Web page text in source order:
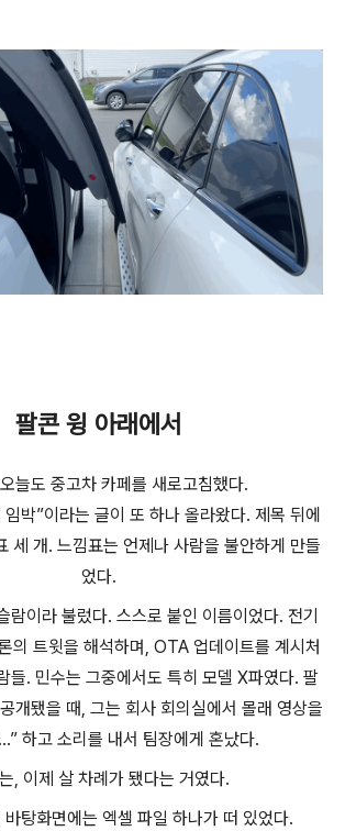
팔콘 윙 아래에서
늘도 중고차 카페를 새로고침했다.
박”이라는 글이 또 하나 올라왔다. 제목 뒤에
세 개. 느낌표는 언제나 사람을 불안하게 만들
었다.
람이라 불렀다. 스스로 붙인 이름이었다. 전기
의 트윗을 해석하며, OTA 업데이트를 계시처
들. 민수는 그중에서도 특히 모델 X파였다. 팔
개됐을 때, 그는 회사 회의실에서 몰래 영상을
하고 소리를 내서 팀장에게 혼났다.
, 이제 살 차례가 됐다는 거였다.
바탕화면에는 엑셀 파일 하나가 떠 있었다.